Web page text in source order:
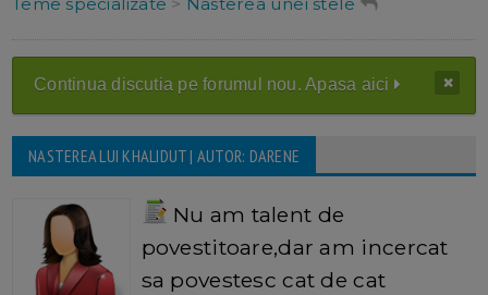
Continua discutia pe forumul nou. Apasa aici
NASTEREA LUI KHALIDUT | AUTOR: DARENE
Nu am talent de
povestitoare,dar am incercat
sa povestesc cat de cat